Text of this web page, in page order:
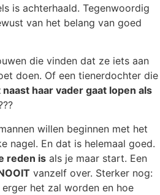
is achterhaald. Tegenwoordig
van het belang van goed
die vinden dat ze iets aan
doen. Of een tienerdochter die
naast haar vader gaat lopen als
willen beginnen met het
nagel. En dat is helemaal goed.
reden is als je maar start. Een
vanzelf over. Sterker nog:
het zal worden en hoe